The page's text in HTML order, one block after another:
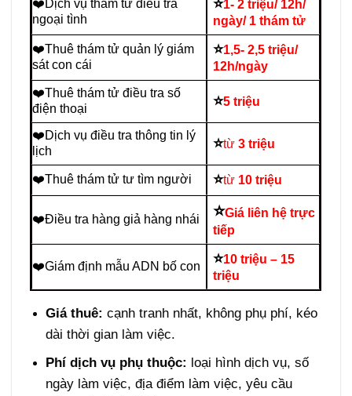
❤️Dịch vụ thám tử điều tra
ngoại tình
1- 2 triệu/ 12h/
ngày/ 1 thám tử
❤️Thuê thám tử quản lý giám
sát con cái
⭐1,5- 2,5 triệu/
12h/ngày
❤️Thuê thám tử điều tra số
điện thoại
⭐5 triệu
❤️Dịch vụ điều tra thông tin lý
lịch
⭐từ 3 triệu
❤️Thuê thám tử tư tìm người ⭐từ 10 triệu
❤️Điều tra hàng giả hàng nhái ⭐Giá liên hệ trực
tiếp
❤️Giám định mẫu ADN bố con ⭐10 triệu – 15
triệu
Giá thuê: cạnh tranh nhất, không phụ phí, kéo
dài thời gian làm việc.
Phí dịch vụ phụ thuộc: loại hình dịch vụ, số
ngày làm việc, địa điểm làm việc, yêu cầu